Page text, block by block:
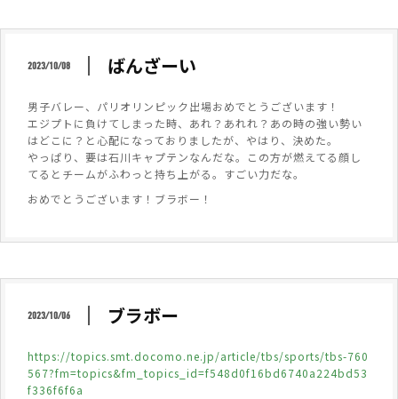
2023/10/08 ばんざーい
男子バレー、パリオリンピック出場おめでとうございます！
エジプトに負けてしまった時、あれ？あれれ？あの時の強い勢い
はどこに？と心配になっておりましたが、やはり、決めた。
やっぱり、要は石川キャプテンなんだな。この方が燃えてる顔し
てるとチームがふわっと持ち上がる。すごい力だな。
おめでとうございます！ブラボー！
2023/10/06 ブラボー
https://topics.smt.docomo.ne.jp/article/tbs/sports/tbs-760
567?fm=topics&fm_topics_id=f548d0f16bd6740a224bd53
f336f6f6a